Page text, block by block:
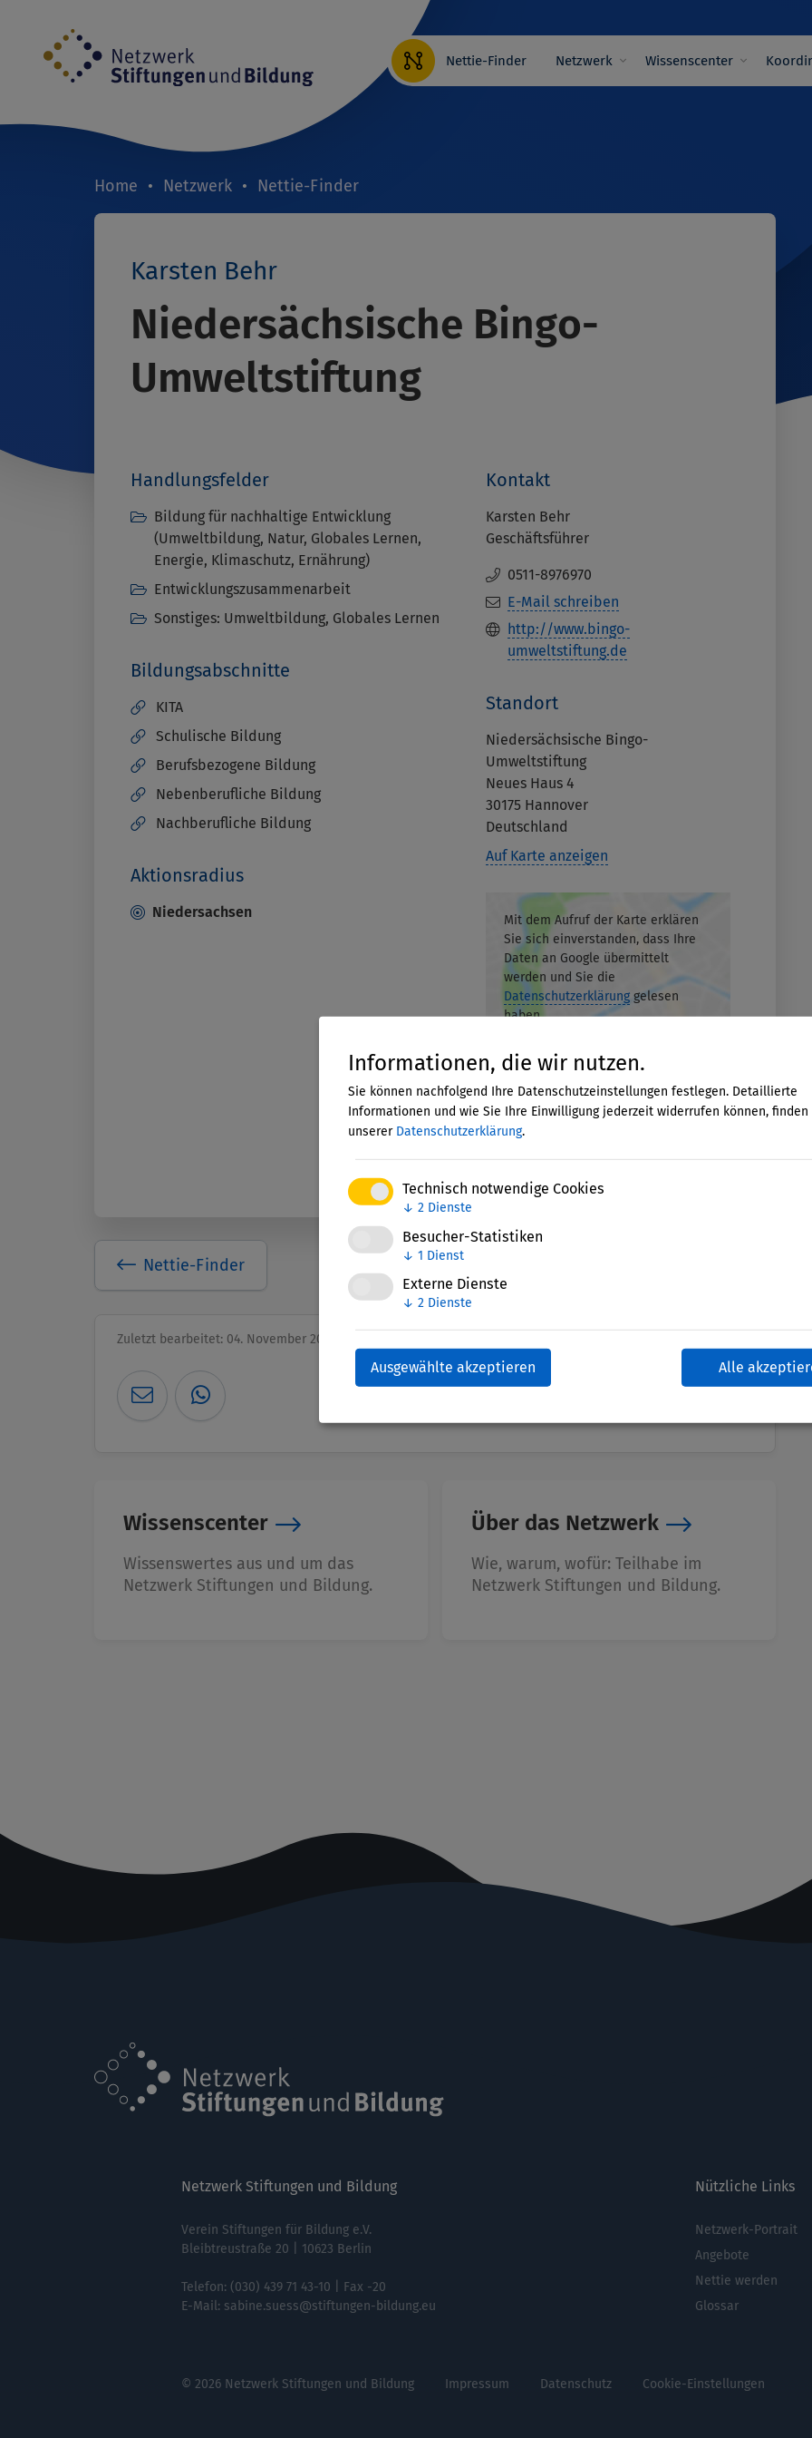
Informationen, die wir nutzen.
Sie können nachfolgend Ihre Datenschutzeinstellungen festlegen. Detaillierte
Informationen und wie Sie Ihre Einwilligung jederzeit widerrufen können, finden
unserer Datenschutzerklärung.
Technisch notwendige Cookies
↓ 2 Dienste
Besucher-Statistiken
↓ 1 Dienst
Externe Dienste
↓ 2 Dienste
Ausgewählte akzeptieren Alle
Inhalt
Nettie-Finder Hauptnavigation
Netzwerk Wissenscenter
Breadcrumb
Home Netzwerk Nettie-Finder
Karsten Behr
Niedersächsische Bingo-
Umweltstiftung
Handlungsfelder
Bildung für nachhaltige Entwicklung
(Umweltbildung, Natur, Globales Lernen,
Energie, Klimaschutz, Ernährung)
Entwicklungszusammenarbeit
Sonstiges: Umweltbildung, Globales Lernen
Bildungsabschnitte
KITA
Schulische Bildung
Berufsbezogene Bildung
Nebenberufliche Bildung
Nachberufliche Bildung
Aktionsradius
Niedersachsen
Kontakt
Karsten Behr
Geschäftsführer
0511-8976970
E-Mail schreiben
http://www.bingo-
umweltstiftung.de
Standort
Niedersächsische Bingo-
Umweltstiftung
Neues Haus 4
30175 Hannover
Deutschland
Auf Karte anzeigen
Mit dem Aufruf der Karte erklären
Sie sich einverstanden, dass Ihre
Daten an Google übermittelt
werden und Sie die
Datenschutzerklärunggelesen
haben.
Akzeptieren
Nettie-Finder
Zuletzt bearbeitet: 04. November 2025
Wissenscenter
Wissenswertes aus und um das
Netzwerk Stiftungen und Bildung.
Über das Netzwerk
Wie, warum, wofür: Teilhabe im
Netzwerk Stiftungen und Bildung.
Netzwerk Stiftungen und Bildung
Verein Stiftungen für Bildung e.V.
Bleibtreustraße 20 | 10623 Berlin
Telefon: (030) 439 71 43-10 | Fax -20
E-Mail: sabine.suess@stiftungen-bildung.eu
Nützliche Links
Netzwerk-Portrait
Angebote
Nettie werden
Glossar
© 2026 Netzwerk Stiftungen und Bildung Impressum Datenschutz Cookie-Einstellungen